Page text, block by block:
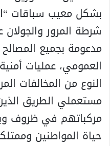
بشكل معيب سباقات
شرطة المرور
مدعومة بجميع المصالح
العمومي، عمليات
النوع من المخالفات
مستعملي الطريق
مركباتهم في ظروف
حياة المواطنين